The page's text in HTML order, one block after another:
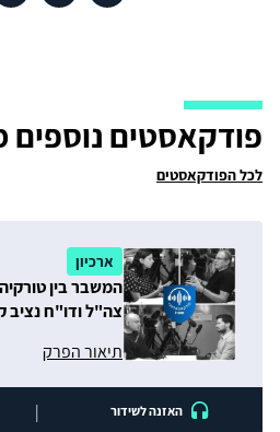
פודקאסטים נוספים
לכל הפודקאסטים
ארכיון
המשבר בין
צה"ל ודו"ח נציב
תיאור הפרק
האזנה לשידור |